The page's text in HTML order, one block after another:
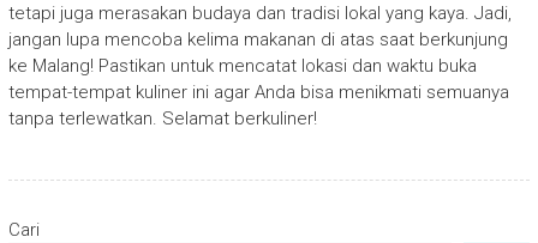
tetapi juga merasakan budaya dan tradisi lokal yang kaya. Jadi,
jangan lupa mencoba kelima makanan di atas saat berkunjung
ke Malang! Pastikan untuk mencatat lokasi dan waktu buka
tempat-tempat kuliner ini agar Anda bisa menikmati semuanya
tanpa terlewatkan. Selamat berkuliner!
Cari